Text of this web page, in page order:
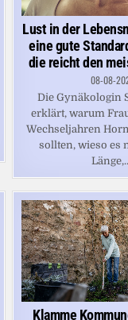
Lust in der
eine gute
die reicht den
08-08-
Die Gynäkologin
erklärt, warum
Wechseljahren
sollten, wieso es
Klamme